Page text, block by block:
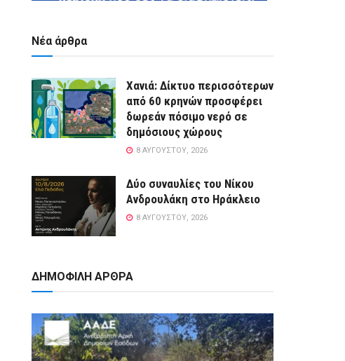
Νέα άρθρα
Χανιά: Δίκτυο περισσότερων
από 60 κρηνών προσφέρει
δωρεάν πόσιμο νερό σε
δημόσιους χώρους
8 ΑΥΓΟΎΣΤΟΥ, 2026
Δύο συναυλίες του Νίκου
Ανδρουλάκη στο Ηράκλειο
8 ΑΥΓΟΎΣΤΟΥ, 2026
ΔΗΜΟΦΙΛΗ ΑΡΘΡΑ